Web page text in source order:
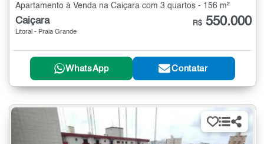
Apartamento à Venda na Caiçara com 3 quartos - 156 m²
Caiçara
Litoral - Praia Grande
R$ 550.000
WhatsApp Contatar